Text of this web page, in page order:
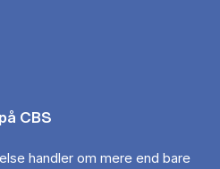
CBS
handler om mere end bare